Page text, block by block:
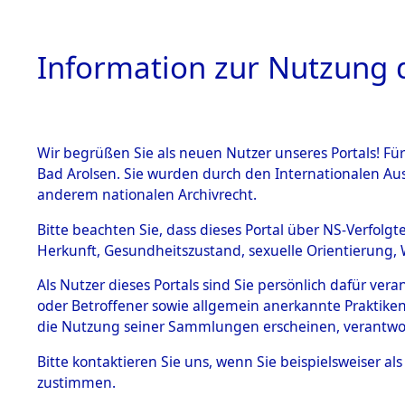
HOME
BESTÄNDE
Inhaftierungsdoku
mente
1.2.9 Beim ITS
verwahrte
1.2.9.1
Effekten aus
0030
Information zur Nutzung
Wir begrüßen Sie als neuen Nutzer unseres Portals!
Bad Arolsen. Sie wurden durch den Internationalen
anderem nationalen Archivrecht.
Bitte beachten Sie, dass dieses Portal über NS-
Herkunft, Gesundheitszustand, sexuelle
Als Nutzer dieses Portals sind Sie persönlich dafür
oder Betroffener sowie allgemein anerkannte
die Nutzung seiner Sammlungen erscheinen,
Bitte kontaktieren Sie uns, wenn Sie beispielsweiser
zustimmen.